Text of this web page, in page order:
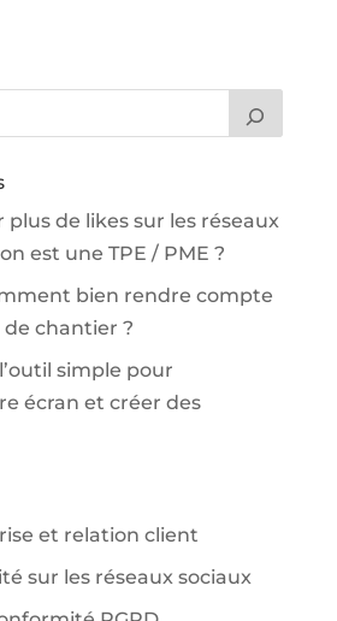
de likes sur les réseaux
est une TPE / PME ?
bien rendre compte
chantier ?
simple pour
écran et créer des
et relation client
sur les réseaux sociaux